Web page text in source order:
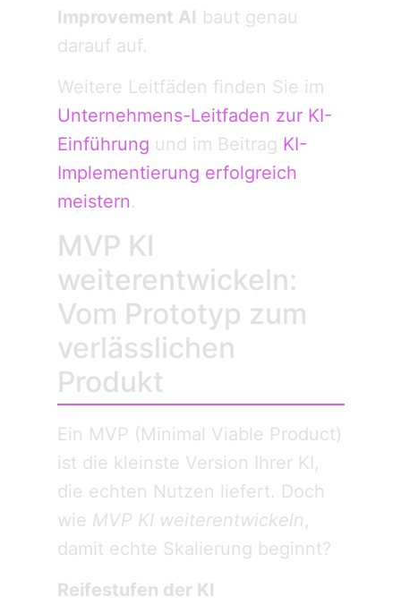
Improvement AI baut genau
darauf auf.
Weitere Leitfäden finden Sie im
Unternehmens-Leitfaden zur KI-
Einführung und im Beitrag KI-
Implementierung erfolgreich
meistern.
MVP KI
weiterentwickeln:
Vom Prototyp zum
verlässlichen
Produkt
Ein MVP (Minimal Viable Product)
ist die kleinste Version Ihrer KI,
die echten Nutzen liefert. Doch
wie MVP KI weiterentwickeln,
damit echte Skalierung beginnt?
Reifestufen der KI